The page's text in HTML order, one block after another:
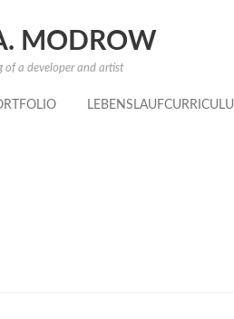
MODROW
of a developer and artist
LEBENSLAUF